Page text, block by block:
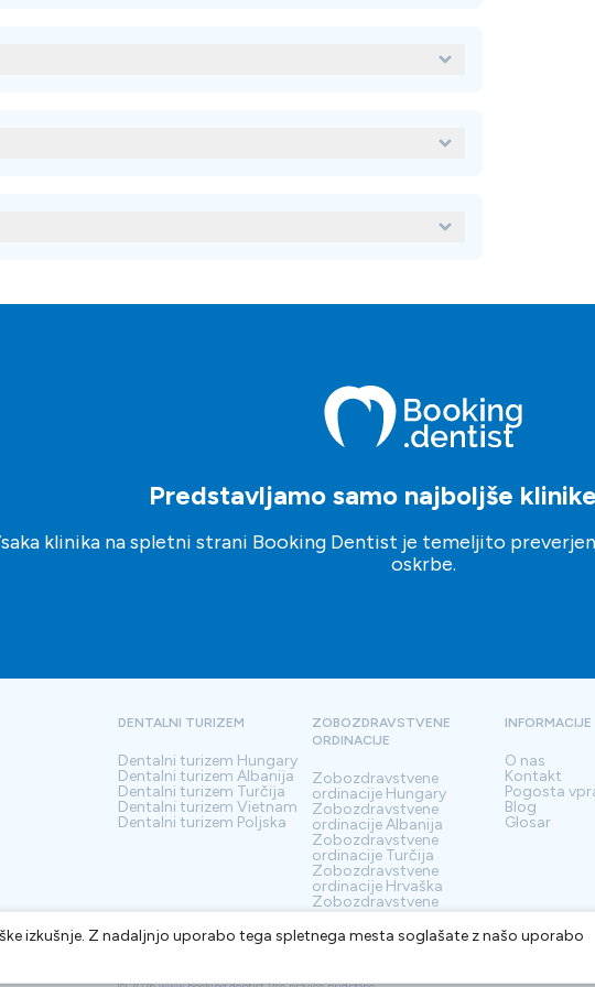
Predstavljamo samo najboljše
klinika na spletni strani Booking Dentist je temeljito
oskrbe.
izkušnje. Z nadaljnjo uporabo tega spletnega mesta soglašate z našo uporabo
DENTALNI TURIZEM
Dentalni turizem Hungary
Dentalni turizem Albanija
Dentalni turizem Turčija
Dentalni turizem Vietnam
Dentalni turizem Poljska
ZOBOZDRAVSTVENE
ORDINACIJE
Zobozdravstvene
ordinacije Hungary
Zobozdravstvene
ordinacije Albanija
Zobozdravstvene
ordinacije Turčija
Zobozdravstvene
ordinacije Hrvaška
Zobozdravstvene
ordinacijeSrbija
INFORMACIJE
O nas
Kontakt
Pogosta
Blog
Glosar